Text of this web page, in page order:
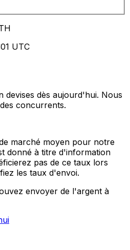
UTC
devises dès aujourd'hui. Nous
concurrents.
marché moyen pour notre
donné à titre d'information
pas de ce taux lors
les taux d'envoi.
envoyer de l'argent à